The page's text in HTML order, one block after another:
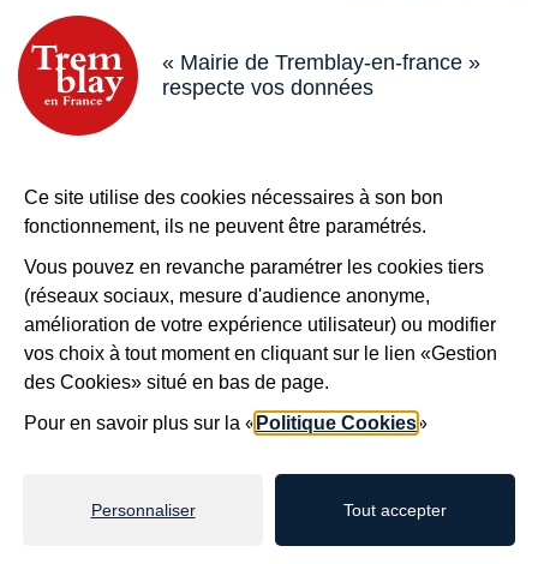
« Mairie de Tremblay-en-france »
respecte vos données
Ce site utilise des cookies nécessaires à son bon
fonctionnement, ils ne peuvent être paramétrés.
Vous pouvez en revanche paramétrer les cookies tiers
(réseaux sociaux, mesure d'audience anonyme,
amélioration de votre expérience utilisateur) ou modifier
vos choix à tout moment en cliquant sur le lien «Gestion
des Cookies» situé en bas de page.
Pour en savoir plus sur la « Politique Cookies»
Personnaliser Tout accepter
À des fins de sécurité, veuillez sélectionner les
T J H R D R Q R